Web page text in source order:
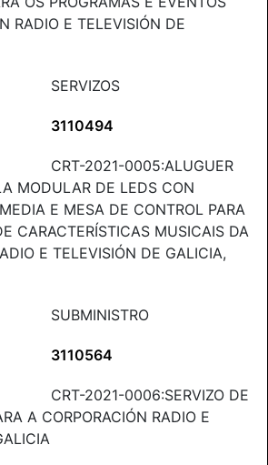
RADIO E TELEVISIÓN DE
SERVIZOS
3110494
CRT-2021-0005:ALUGUER
MODULAR DE LEDS CON
E MESA DE CONTROL PARA
CARACTERÍSTICAS MUSICAIS DA
E TELEVISIÓN DE GALICIA,
SUBMINISTRO
3110564
CRT-2021-0006:SERVIZO DE
A CORPORACIÓN RADIO E